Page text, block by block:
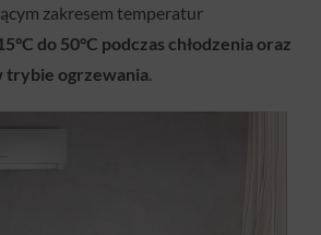
zakresem temperatur
do 50°C podczas chłodzenia oraz
trybie ogrzewania.